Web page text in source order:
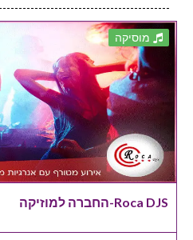
מוסיקה
Roca DJS-החברה למוזיקה